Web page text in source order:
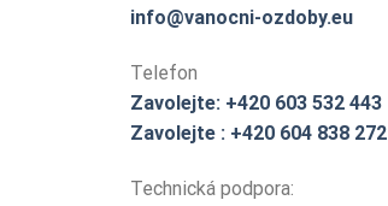
info@vanocni-ozdoby.eu
Telefon
Zavolejte: +420 603 532 443
Zavolejte : +420 604 838 272
Technická podpora: